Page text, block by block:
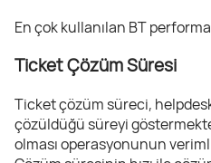
En çok kullanılan BT
Ticket Çözüm Süresi
Ticket çözüm süreci,
çözüldüğü süreyi
olması operasyonunun